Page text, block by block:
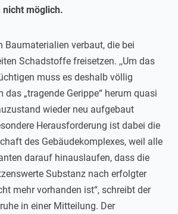
nicht möglich.
Baumaterialien verbaut, die bei
Schadstoffe freisetzen. ,,Um das
muss es deshalb völlig
das „tragende Gerippe“ herum quasi
wieder neu aufgebaut
Herausforderung ist dabei die
des Gebäudekomplexes, weil alle
darauf hinauslaufen, dass die
Substanz nach erfolgter
mehr vorhanden ist“, schreibt der
in einer Mitteilung. Der